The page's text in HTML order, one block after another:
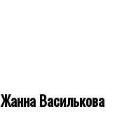
Жанна Василькова